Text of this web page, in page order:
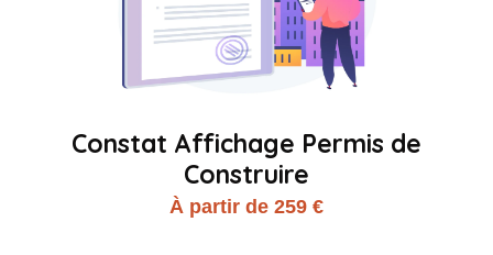
Constat Affichage Permis de
Construire
À partir de 259 €